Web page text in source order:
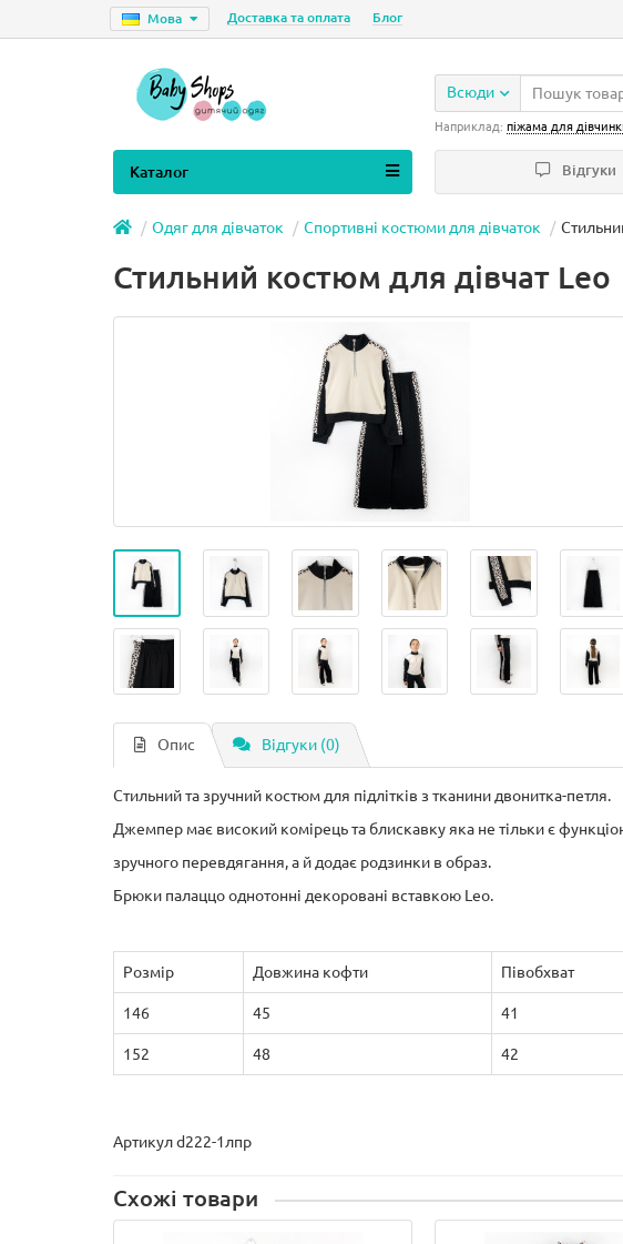
Мова Доставка та оплата Блог
Всюди
Наприклад: піжама для
Відгуки
Каталог
Одяг для дівчаток Спортивні костюми для дівчаток
Стильний костюм для дівчат Leo
Опис Відгуки (0)
Стильний та зручний костюм для підлітків з тканини двонитка-петля.
Джемпер має високий комірець та блискавку яка не тільки є
зручного перевдягання, а й додає родзинки в образ.
Брюки палаццо однотонні декоровані вставкою Leo.
Розмір Довжина кофти Півобхват
146 45 41
152 48 42
Артикул d222-1лпр
Схожі товари